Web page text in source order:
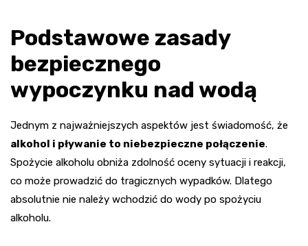
Podstawowe zasady
bezpiecznego
wypoczynku nad wodą
Jednym z najważniejszych aspektów jest świadomość, że
alkohol i pływanie to niebezpieczne połączenie.
Spożycie alkoholu obniża zdolność oceny sytuacji i reakcji,
co może prowadzić do tragicznych wypadków. Dlatego
absolutnie nie należy wchodzić do wody po spożyciu
alkoholu.